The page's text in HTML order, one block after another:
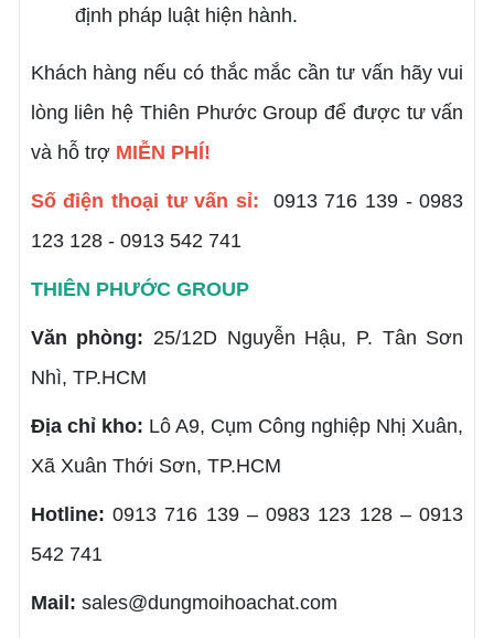
định pháp luật hiện hành.
Khách hàng nếu có thắc mắc cần tư vấn hãy vui
lòng liên hệ Thiên Phước Group để được tư vấn
và hỗ trợ MIỄN PHÍ!
Số điện thoại tư vấn sỉ:
0913 716 139 - 0983
123 128 - 0913 542 741
THIÊN PHƯỚC GROUP
Văn phòng: 25/12D Nguyễn Hậu, P. Tân Sơn
Nhì, TP.HCM
Địa chỉ kho: Lô A9, Cụm Công nghiệp Nhị Xuân,
Xã Xuân Thới Sơn, TP.HCM
Hotline: 0913 716 139 – 0983 123 128 – 0913
542 741
Mail: sales@dungmoihoachat.com